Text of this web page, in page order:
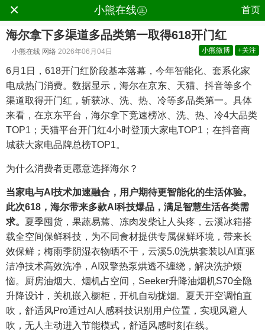
× 小熊在线㊣ 首页
海尔拿下多渠道多品类第一取得618开门红
小熊在线 网络 2026年06月04日 小熊微博 +关注
6月1日，618开门红阶段基本落幕，今年智能化、套系化家
电成热门消费。数据显示，海尔在京东、天猫、抖音等多个
渠道取得开门红，斩获冰、洗、热、冷等多品类第一。具体
来看，在京东平台，海尔拿下竞速榜冰、洗、热、冷4大品类
TOP1；天猫平台开门红4小时登顶大家电TOP1；在抖音商
城获大家电品牌总榜TOP1。
为什么消费者更愿意选择海尔？
当家电与AI 技术加速融合，用户期待更智能化的生活体验。
此次618 ，海尔带来多款AI 科技爆品，满足智慧生活各类需
求。 夏季囤货，果蔬易蔫、冻肉发柴让人头疼，云溪冰箱搭
载全空间保鲜科技，为不同食材提供专属保鲜环境，带来长
效保鲜；梅雨季阴湿衣物晒不干，云溪5.0洗烘套装以AI直驱
洁净技术高效洗净，AI双擎热泵烘透不缠绕，解决洗护烦
恼。厨房油烟大、烟机占空间，Seeker升降油烟机S70全隐
升降设计，关机嵌入橱柜，开机自动拢烟。夏天开空调怕直
吹，舒适风Pro通过AI人感科技识别用户位置，实现风避人
吹，无人主动进入节能模式，舒适风感时刻在线。